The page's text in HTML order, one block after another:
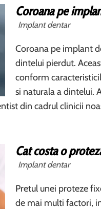
Coroana pe
Implant dentar
Coroana pe implant
dintelui pierdut.
conform
si naturala a dintelui.
din cadrul clinicii
Cat costa o
Implant dentar
Pretul unei proteze
de mai multi factori,